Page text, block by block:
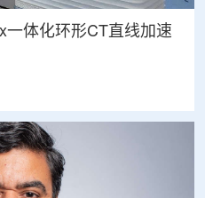
一体化环形CT直线加速